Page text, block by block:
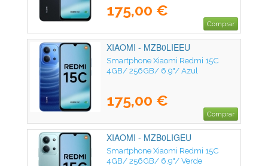
175,00 €
Comprar
XIAOMI - MZB0LIEEU
Smartphone Xiaomi Redmi 15C
4GB/ 256GB/ 6.9"/ Azul
175,00 €
Comprar
XIAOMI - MZB0LIGEU
Smartphone Xiaomi Redmi 15C
4GB/ 256GB/ 6.9"/ Verde